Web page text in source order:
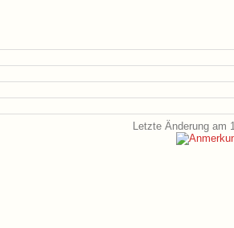
Letzte Änderung am